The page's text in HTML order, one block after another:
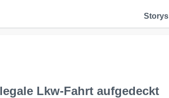
Storys
Lkw-Fahrt aufgedeckt